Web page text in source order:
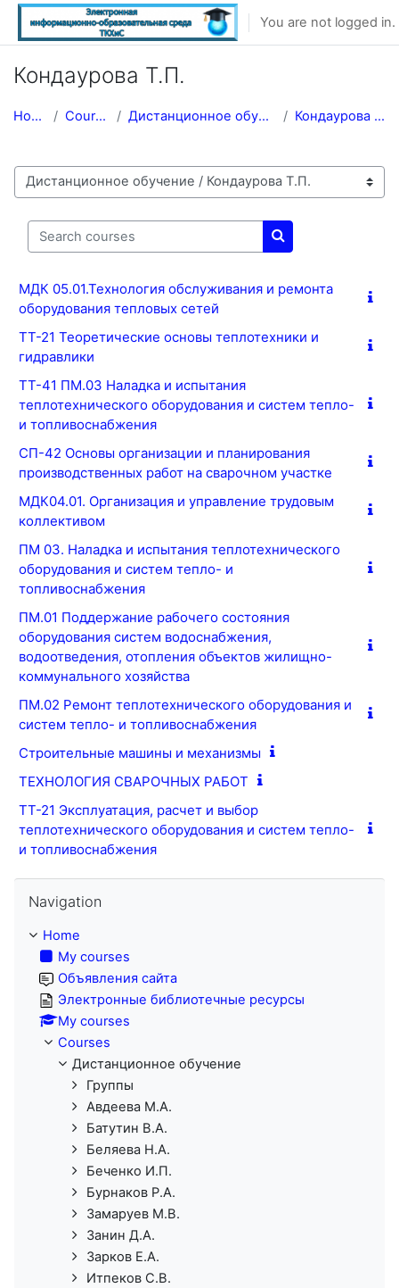
Skip to main content
You are not logged in.
Кондаурова Т.П.
Home Courses Дистанционное обучение Кондаурова Т.П.
Course categories
Search courses
Search courses
МДК 05.01.Технология обслуживания и ремонта
оборудования тепловых сетей
ТТ-21 Теоретические основы теплотехники и
гидравлики
ТТ-41 ПМ.03 Наладка и испытания
теплотехнического оборудования и систем тепло-
и топливоснабжения
СП-42 Основы организации и планирования
производственных работ на сварочном участке
МДК04.01. Организация и управление трудовым
коллективом
ПМ 03. Наладка и испытания теплотехнического
оборудования и систем тепло- и
топливоснабжения
ПМ.01 Поддержание рабочего состояния
оборудования систем водоснабжения,
водоотведения, отопления объектов жилищно-
коммунального хозяйства
ПМ.02 Ремонт теплотехнического оборудования и
систем тепло- и топливоснабжения
Строительные машины и механизмы
ТЕХНОЛОГИЯ СВАРОЧНЫХ РАБОТ
ТТ-21 Эксплуатация, расчет и выбор
теплотехнического оборудования и систем тепло-
и топливоснабжения
Navigation
Home
My courses
Объявления сайта
Электронные библиотечные ресурсы
My courses
Courses
Дистанционное обучение
Группы
Авдеева М.А.
Батутин В.А.
Беляева Н.А.
Беченко И.П.
Бурнаков Р.А.
Замаруев М.В.
Занин Д.А.
Зарков Е.А.
Итпеков С.В.